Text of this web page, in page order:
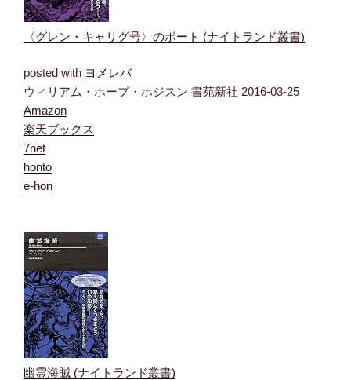
〈グレン・キャリグ号〉のボート (ナイトランド叢書)
posted with ヨメレバ
ウィリアム・ホープ・ホジスン 書苑新社 2016-03-25
Amazon
楽天ブックス
7net
honto
e-hon
幽霊海賊 (ナイトランド叢書)